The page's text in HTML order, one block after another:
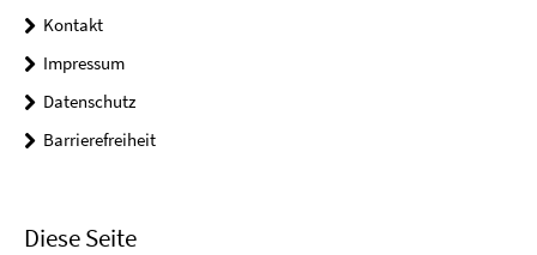
Kontakt
Impressum
Datenschutz
Barrierefreiheit
Diese Seite